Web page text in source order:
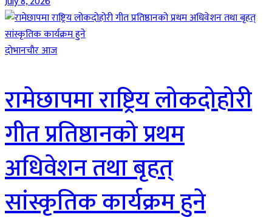
दाेभानचाैर आज
रामेछापमा राष्ट्रिय लोकदोहोरी
गीत प्रतिष्ठानको प्रथम
अधिवेशन तथा बृहत्
सांस्कृतिक कार्यक्रम हुने